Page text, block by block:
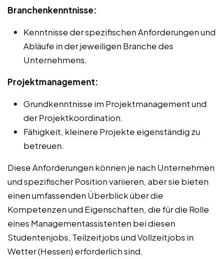
Branchenkenntnisse:
Kenntnisse der spezifischen Anforderungen und
Abläufe in der jeweiligen Branche des
Unternehmens.
Projektmanagement:
Grundkenntnisse im Projektmanagement und
der Projektkoordination.
Fähigkeit, kleinere Projekte eigenständig zu
betreuen.
Diese Anforderungen können je nach Unternehmen
und spezifischer Position variieren, aber sie bieten
einen umfassenden Überblick über die
Kompetenzen und Eigenschaften, die für die Rolle
eines Managementassistenten bei diesen
Studentenjobs, Teilzeitjobs und Vollzeitjobs in
Wetter (Hessen) erforderlich sind.